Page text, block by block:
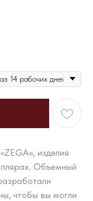
изделия
Объемный
чтобы вы могли